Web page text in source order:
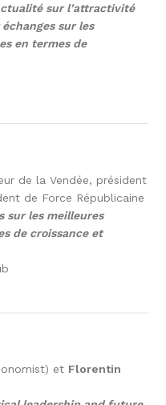
sur l’attractivité
sur les
en termes de
de la Vendée, président
de Force Républicaine
sur les meilleures
de croissance et
et Florentin